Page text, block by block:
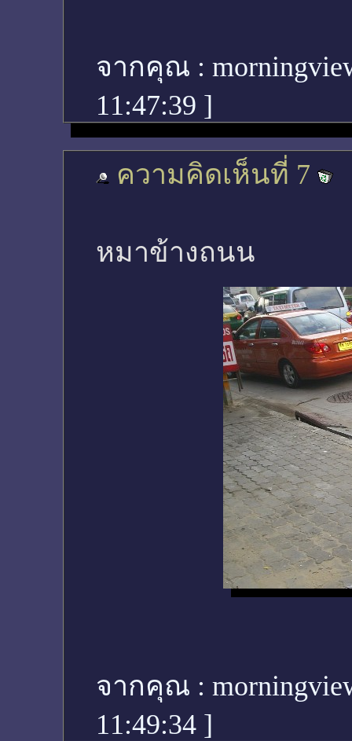
จากคุณ :
11:47:39 ]
ความคิดเห็นที่ 7
หมาข้างถนน
จากคุณ :
11:49:34 ]